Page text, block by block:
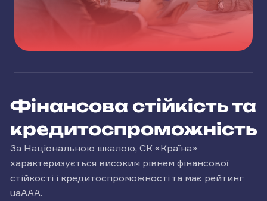
Фінансова стійкість та
кредитоспроможність
За Національною шкалою, СК «Країна»
характеризується високим рівнем фінансової
стійкості і кредитоспроможності та має рейтинг
uaААА.